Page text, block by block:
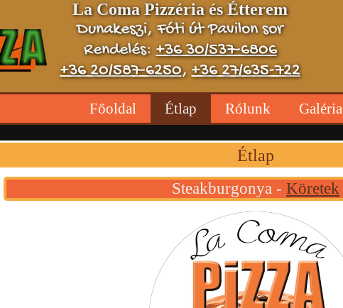
La Coma Pizzéria és Étterem
Dunakeszi, Fóti út Pavilon sor
Rendelés:+36 30/537-6806
+36 20/587-6250,+36 27/635-722
Főoldal Étlap Rólunk Galéria
Étlap
Steakburgonya - Köretek